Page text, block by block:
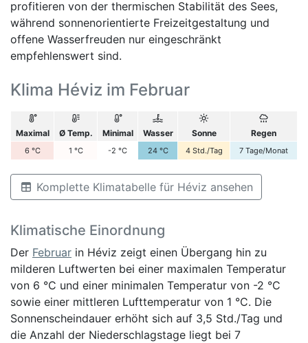
profitieren von der thermischen Stabilität des Sees,
während sonnenorientierte Freizeitgestaltung und
offene Wasserfreuden nur eingeschränkt
empfehlenswert sind.
Klima Héviz im Februar
Maximal Ø Temp. Minimal Wasser Sonne Regen
6 °C 1 °C -2 °C 24 °C 4 Std./Tag 7 Tage/Monat
Komplette Klimatabelle für Héviz ansehen
Klimatische Einordnung
Der Februar in Héviz zeigt einen Übergang hin zu
milderen Luftwerten bei einer maximalen Temperatur
von 6 °C und einer minimalen Temperatur von -2 °C
sowie einer mittleren Lufttemperatur von 1 °C. Die
Sonnenscheindauer erhöht sich auf 3,5 Std./Tag und
die Anzahl der Niederschlagstage liegt bei 7